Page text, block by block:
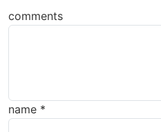
comments
name *